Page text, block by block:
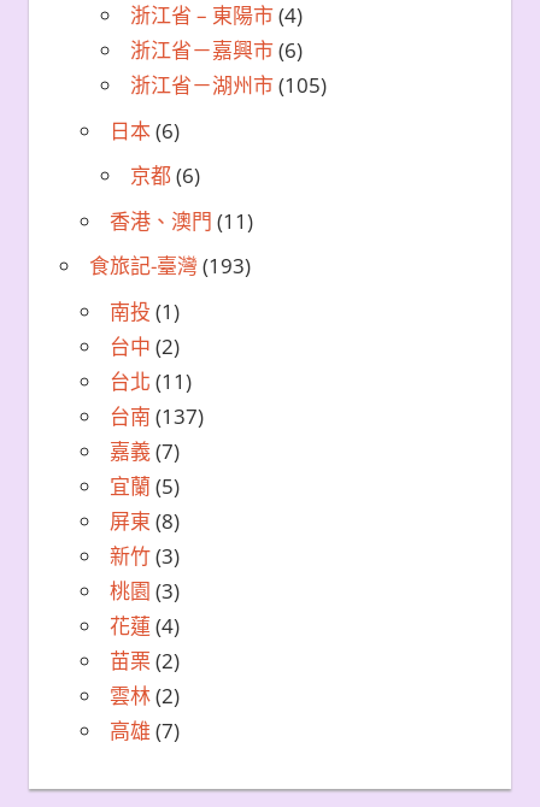
浙江省 – 東陽市(4)
浙江省－嘉興市(6)
浙江省－湖州市(105)
日本(6)
京都(6)
香港、澳門 (11)
食旅記-臺灣 (193)
南投 (1)
台中 (2)
台北 (11)
台南 (137)
嘉義(7)
宜蘭 (5)
屏東 (8)
新竹(3)
桃園 (3)
花蓮 (4)
苗栗 (2)
雲林(2)
高雄 (7)